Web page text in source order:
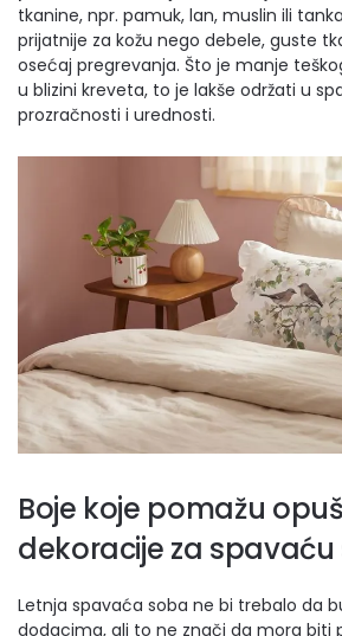
tkanine, npr. pamuk, lan, muslin ili
prijatnije za kožu nego debele, guste
osećaj pregrevanja. Što je manje
u blizini kreveta, to je lakše održati u
prozračnosti i urednosti.
Boje koje pomažu
dekoracije za spavaću
Letnja spavaća soba ne bi trebalo da
dodacima, ali to ne znači da mora biti